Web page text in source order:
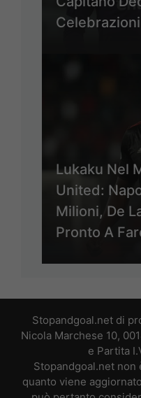
Celebrazioni
Lukaku Nel
United:
Milioni, De
Pronto A
Stopandgoal.net di
Nicola Marchese 10,
e Partita
Stopandgoal.net non
quanto viene